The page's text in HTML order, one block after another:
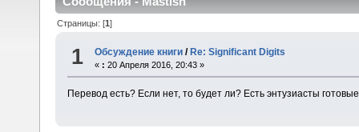
Страницы: [1]
1 Обсуждение книги / Re: Significant Digits
« : 20 Апреля 2016, 20:43 »
Перевод есть? Если нет, то будет ли? Есть энтузиасты